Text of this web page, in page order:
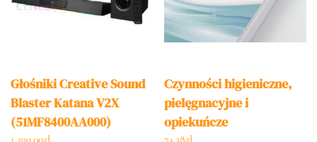
Głośniki Creative Sound
Blaster Katana V2X
(51MF8400AA000)
1 299,00zł
Czynności higieniczne,
pielęgnacyjne i
opiekuńcze
74,38zł